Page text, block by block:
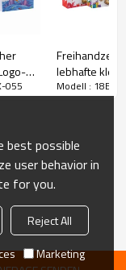
der
055
lebhafte
und
Modell :
best possible
user behavior in
for you.
Reject All
Marketing